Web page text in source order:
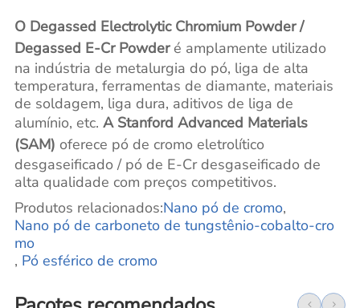
O Degassed Electrolytic Chromium Powder /
Degassed E-Cr Powder é amplamente utilizado
na indústria de metalurgia do pó, liga de alta
temperatura, ferramentas de diamante, materiais
de soldagem, liga dura, aditivos de liga de
alumínio, etc. A Stanford Advanced Materials
(SAM) oferece pó de cromo eletrolítico
desgaseificado / pó de E-Cr desgaseificado de
alta qualidade com preços competitivos.
Produtos relacionados:Nano pó de cromo,
Nano pó de carboneto de tungstênio-cobalto-cro
mo
, Pó esférico de cromo